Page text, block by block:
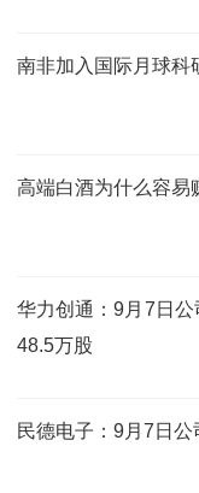
南非加入国际月球科
高端白酒为什么容易
华力创通：9月7日
48.5万股
民德电子：9月7日